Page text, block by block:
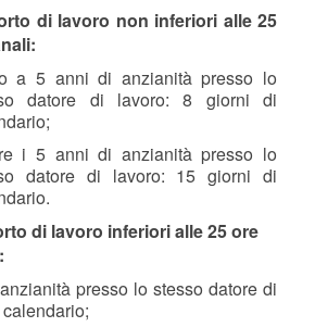
di lavoro non inferiori alle 25
a 5 anni di anzianità presso lo
datore di lavoro: 8 giorni di
i 5 anni di anzianità presso lo
datore di lavoro: 15 giorni di
di lavoro inferiori alle 25 ore
presso lo stesso datore di